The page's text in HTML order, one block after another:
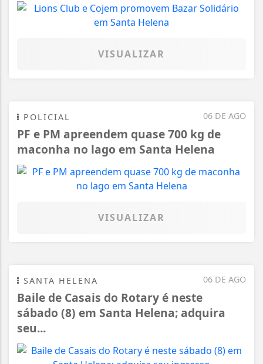
VISUALIZAR
06 DE AGO
POLICIAL
PF e PM apreendem quase 700 kg de
maconha no lago em Santa Helena
VISUALIZAR
06 DE AGO
SANTA HELENA
Baile de Casais do Rotary é neste
sábado (8) em Santa Helena; adquira
seu...